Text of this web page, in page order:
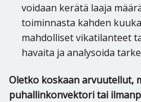
voidaan kerätä laaja
toiminnasta kahden
mahdolliset vikatilanteet
havaita ja analysoida
Oletko koskaan arvuutellut,
puhallinkonvektori tai